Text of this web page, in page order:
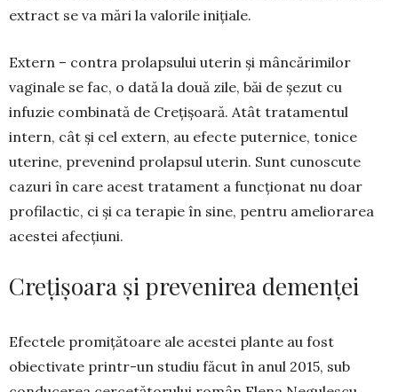
extract se va mări la valorile inițiale.
Extern – contra prolapsului uterin și mâncă­rimilor
vaginale se fac, o dată la două zile, băi de șezut cu
infuzie combinată de Crețișoară. Atât tratamentul
intern, cât și cel extern, au efecte puternice, tonice
uterine, prevenind prolapsul uterin. Sunt cunoscute
cazuri în care acest trata­ment a funcționat nu doar
profilactic, ci și ca terapie în sine, pentru ameliorarea
acestei afec­țiuni.
Crețișoara și prevenirea demenței
Efectele promițătoare ale acestei plante au fost
obiectivate printr-un studiu făcut în anul 2015, sub